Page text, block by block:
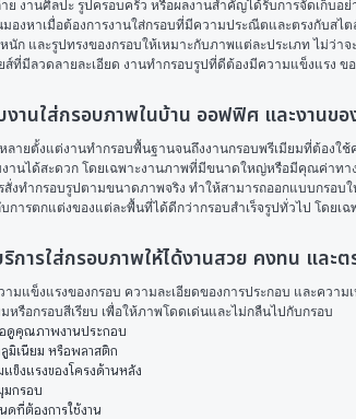
ย งานศิลปะ รูปครอบครัว หรือผลงานสำคัญได้รับการจัดเก็บ
องหาเมื่อต้องการงานใส่กรอบที่มีความประณีตและตรงกับสไ
นัก และรูปทรงของกรอบให้เหมาะกับภาพแต่ละประเภท ไม่
ส์ที่มีลวดลายละเอียด งานทำกรอบรูปที่ดีต้องมีความแข็งแรง
งานใส่กรอบภาพในบ้าน ออฟฟิศ และงานข
ายตั้งแต่งานทำกรอบพื้นฐานจนถึงงานกรอบพรีเมียมที่ต้องใ
งานได้สะดวก โดยเฉพาะงานภาพที่มีขนาดใหญ่หรือมีคุณค่าท
งทำกรอบรูปตามขนาดภาพจริง ทำให้สามารถออกแบบกรอ
บการตกแต่งของแต่ละพื้นที่ได้ดีกว่ากรอบสำเร็จรูปทั่วไป โด
การใส่กรอบภาพให้ได้งานสวย คงทน และ
ามแข็งแรงของกรอบ ความละเอียดของการประกอบ และค
หรือกรอบสีเรียบ เพื่อให้ภาพโดดเด่นและไม่กลืนไปกับกรอบ
ดูคุณภาพงานประกอบ
มิเนียม หรือพลาสติก
ข็งแรงของโครงด้านหลัง
มกรอบ
ดที่ต้องการใช้งาน